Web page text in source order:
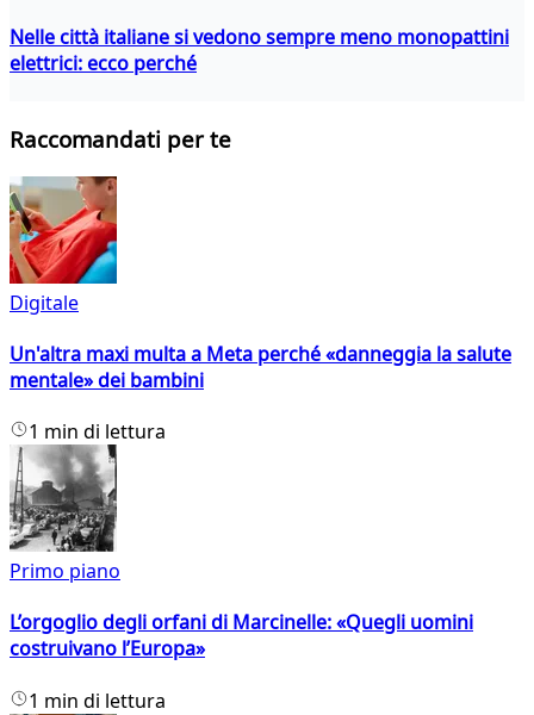
Nelle città italiane si vedono sempre meno monopattini
elettrici: ecco perché
Raccomandati per te
Digitale
Un'altra maxi multa a Meta perché «danneggia la salute
mentale» dei bambini
1 min di lettura
Primo piano
L’orgoglio degli orfani di Marcinelle: «Quegli uomini
costruivano l’Europa»
1 min di lettura